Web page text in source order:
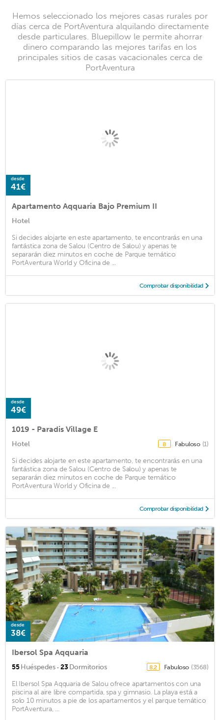
Hemos seleccionado los mejores casas rurales por
días cerca de PortAventura alquilando directamente
desde particulares. Bluepillow le permite ahorrar
dinero comparando las mejores tarifas en los
principales sitios de casas vacacionales cerca de
PortAventura
desde
41€
Apartamento Aqquaria Bajo Premium II
Hotel
Si decides alojarte en este apartamento, te encontrarás en una
fantástica zona de Salou (Centro de Salou) y apenas te
separarán diez minutos en coche de Parque temático
PortAventura World y Oficina de ...
Comprobar disponibilidad
desde
49€
1019 - Paradis Village E
Hotel 8 Fabuloso (1)
Si decides alojarte en este apartamento, te encontrarás en una
fantástica zona de Salou (Centro de Salou) y apenas te
separarán diez minutos en coche de Parque temático
PortAventura World y Oficina de ...
Comprobar disponibilidad
desde
38€
Ibersol Spa Aqquaria
55Huéspedes · 23Dormitorios 8,2 Fabuloso (3568)
El Ibersol Spa Aqquaria de Salou ofrece apartamentos con una
piscina al aire libre compartida, spa y gimnasio. La playa está a
solo 10 minutos a pie de los apartamentos y el parque temático
PortAventura, ...